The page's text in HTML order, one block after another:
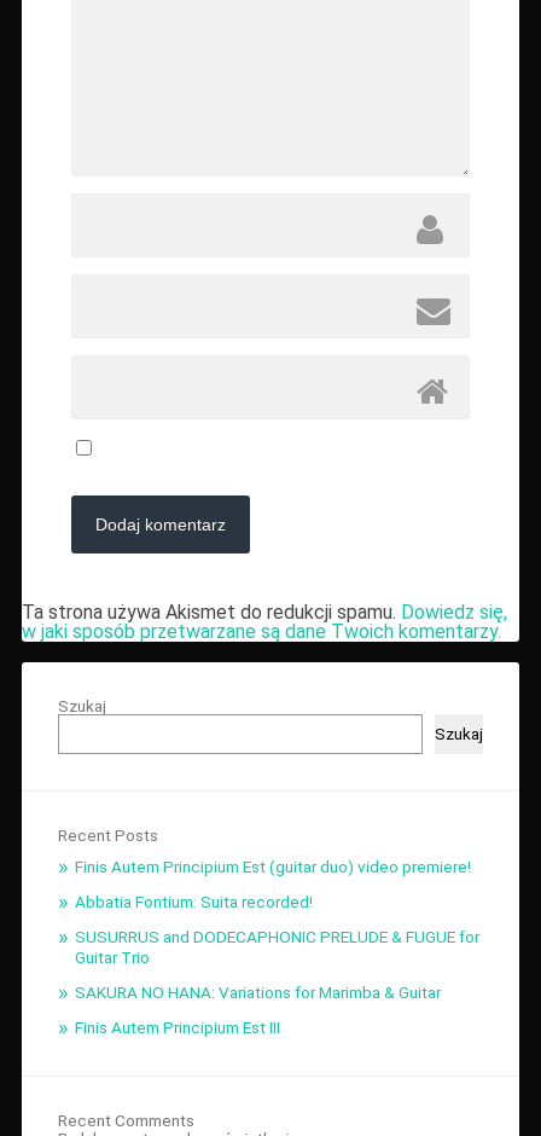
Ta strona używa Akismet do redukcji spamu. Dowiedz się,
w jaki sposób przetwarzane są dane Twoich komentarzy.
Szukaj
Szukaj
Recent Posts
Finis Autem Principium Est (guitar duo) video premiere!
Abbatia Fontium: Suita recorded!
SUSURRUS and DODECAPHONIC PRELUDE & FUGUE for
Guitar Trio
SAKURA NO HANA: Variations for Marimba & Guitar
Finis Autem Principium Est III
Recent Comments